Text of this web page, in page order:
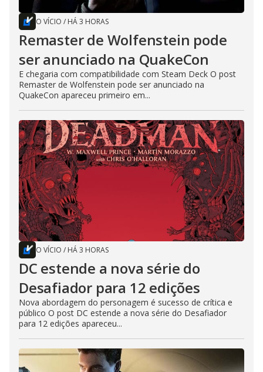
O VÍCIO / HÁ 3 HORAS
Remaster de Wolfenstein pode
ser anunciado na QuakeCon
E chegaria com compatibilidade com Steam Deck O post
Remaster de Wolfenstein pode ser anunciado na
QuakeCon apareceu primeiro em...
O VÍCIO / HÁ 3 HORAS
DC estende a nova série do
Desafiador para 12 edições
Nova abordagem do personagem é sucesso de crítica e
público O post DC estende a nova série do Desafiador
para 12 edições apareceu...